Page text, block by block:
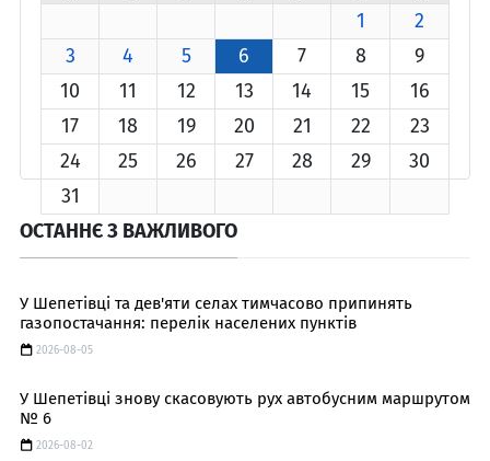
1
2
3
4 5 6 7 8
9
10
11 12 13 14 15
16
17
18 19 20 21 22
23
24
25 26 27 28 29
30
31
ОСТАННЄ З ВАЖЛИВОГО
У Шепетівці та дев'яти селах тимчасово припинять
газопостачання: перелік населених пунктів
2026-08-05
У Шепетівці знову скасовують рух автобусним маршрутом
№ 6
2026-08-02